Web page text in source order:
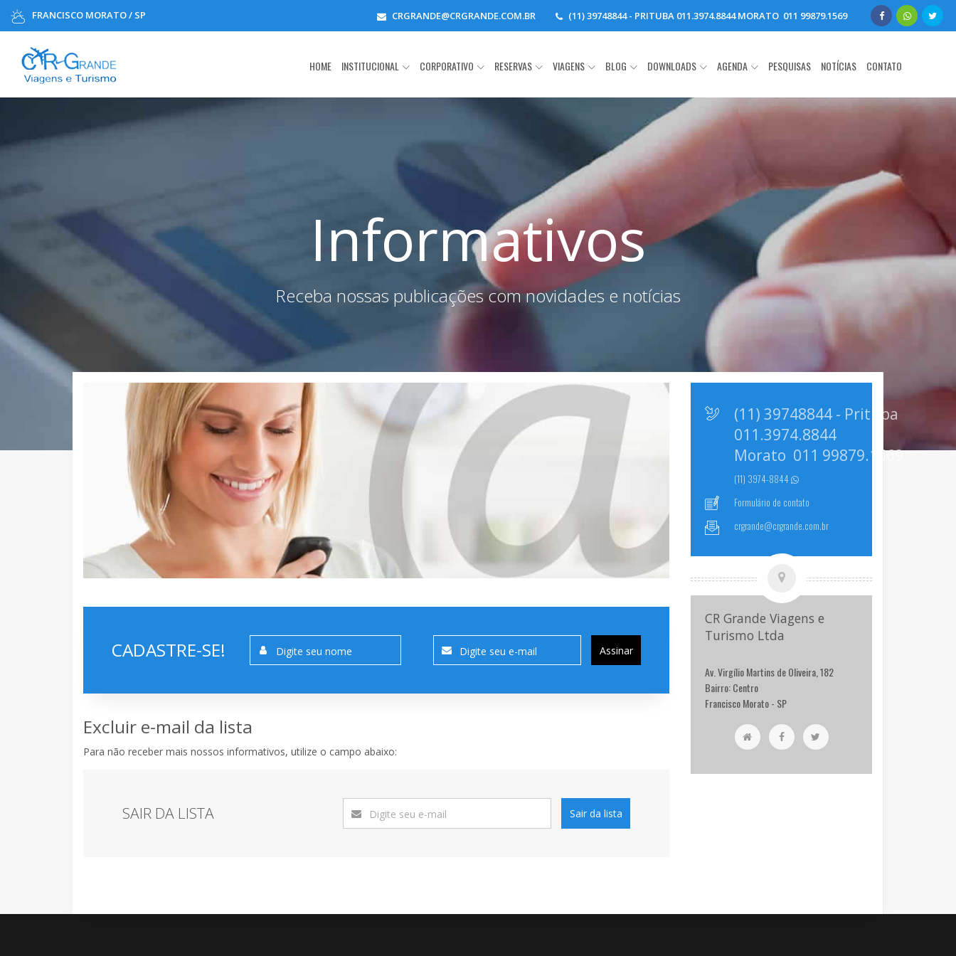
FRANCISCO MORATO / SP CRGRANDE@CRGRANDE.COM.BR (11) 39748844 - PRITUBA 011.3974.8844 MORATO 011 99879.1569
HOME INSTITUCIONAL CORPORATIVO RESERVAS VIAGENS BLOG DOWNLOADS AGENDA PESQUISAS NOTÍCIAS CONTATO
Informativos
Receba nossas publicações com novidades e notícias
CADASTRE-SE! Assinar
Excluir e-mail da lista
Para não receber mais nossos informativos, utilize o campo abaixo:
SAIR DA LISTA Sair da lista
(11) 39748844 - Prituba
011.3974.8844
Morato 011 99879.1569
(11) 3974-8844
Formulário de contato
crgrande@crgrande.com.br
CR Grande Viagens e
Turismo Ltda
Av. Virgílio Martins de Oliveira, 182
Bairro: Centro
Francisco Morato - SP